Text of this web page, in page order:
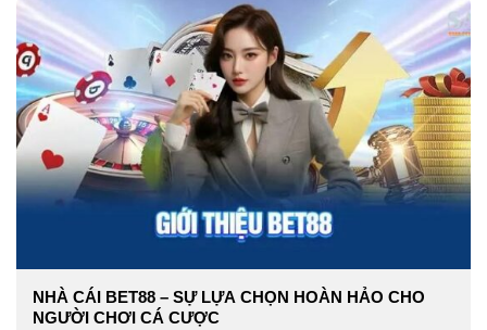
NHÀ CÁI BET88 – SỰ LỰA CHỌN HOÀN HẢO CHO
NGƯỜI CHƠI CÁ CƯỢC